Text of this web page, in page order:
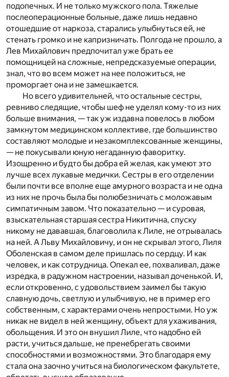
подопечных. И не только мужского пола. Тяжелые
послеоперационные больные, даже лишь недавно
отошедшие от наркоза, старались улыбнуться ей, не
стенать громко и не капризничать. Полгода не прошло, а
Лев Михайлович предпочитал уже брать ее
помощницей на сложные, непредсказуемые операции,
знал, что во всем может на нее положиться, не
проморгает она и не замешкается.
Но всего удивительней, что остальные сестры,
ревниво следящие, чтобы шеф не уделял кому-то из них
больше внимания, — так уж издавна повелось в любом
замкнутом медицинском коллективе, где большинство
составляют молодые и незакомплексованные женщины,
— не покусывали юную негаданную фаворитку.
Изощренно и будто бы добра ей желая, как умеют это
лучше всех лукавые медички. Сестры в его отделении
были почти все вполне еще амурного возраста и не одна
из них не прочь была бы полюбезничать с моложавым
симпатичным завом. Что показательно — и суровая,
взыскательная старшая сестра Никитична, спуску
никому не дававшая, благоволила к Лиле, не отрывалась
на ней. А Льву Михайловичу, и он не скрывал этого, Лиля
Оболенская в самом деле пришлась по сердцу. И как
человек, и как сотрудница. Опекал ее, похваливал, даже
изредка, в радужном настроении, называл доченькой. И,
если откровенно, с удовольствием заимел бы такую
славную дочь, светлую и улыбчивую, не в пример его
собственным, с характерами очень непростыми. Но уж
никак не видел в ней женщину, объект для ухаживания,
обольщения. И это он внушил Лиле, что надобно ей
расти, учиться дальше, не пренебрегать своими
способностями и возможностями. Это благодаря ему
стала она заочно учиться на биологическом факультете,